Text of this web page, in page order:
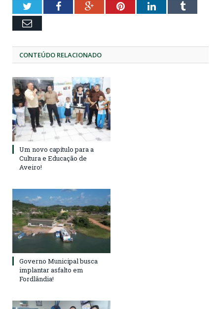
TwitterFacebookGoogle+PinterestLinkedInTumblr
Email
CONTEÚDO RELACIONADO
Um novo capítulo para a
Cultura e Educação de
Aveiro!
Governo Municipal busca
implantar asfalto em
Fordlândia!